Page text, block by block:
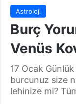
Astroloji
Burç
Venüs
17 Ocak
burcunuz size
lehinize mi?